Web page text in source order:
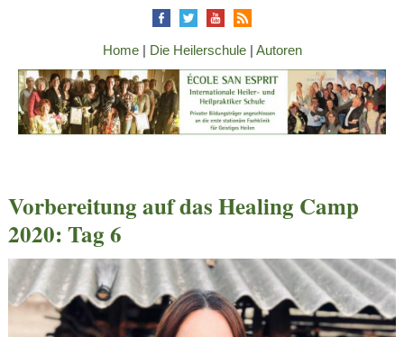
Home| Die Heilerschule| Autoren
Vorbereitung auf das Healing Camp
2020: Tag 6